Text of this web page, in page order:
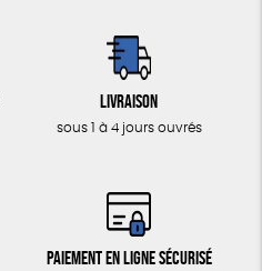
Livraison
sous 1 à 4 jours ouvrés
Paiement en ligne sécurisé